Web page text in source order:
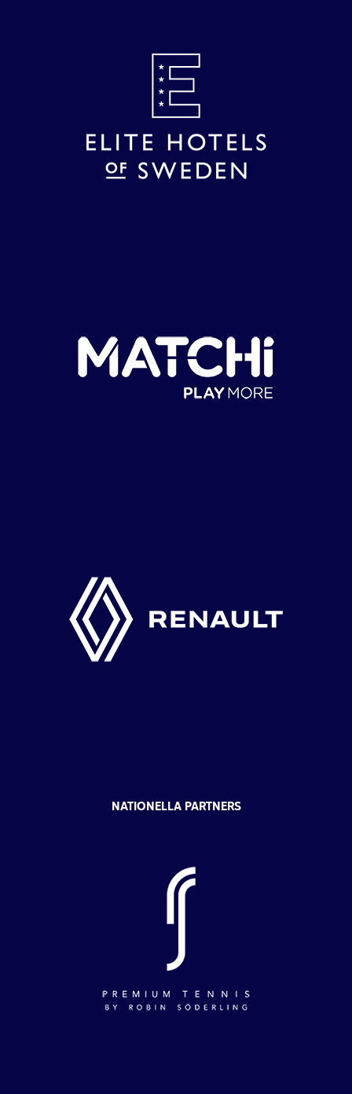
NATIONELLA PARTNERS